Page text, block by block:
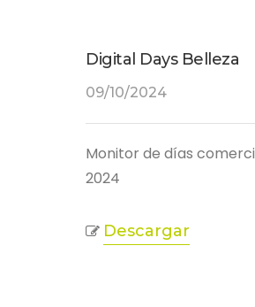
Digital Days Belleza
09/10/2024
Monitor de días
2024
Descargar